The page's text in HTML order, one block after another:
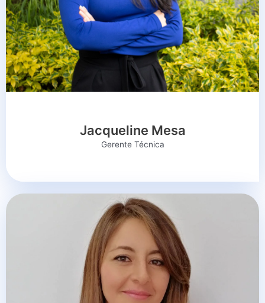
Jacqueline Mesa
Gerente Técnica